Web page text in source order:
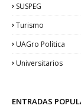
SUSPEG
Turismo
UAGro Política
Universitarios
ENTRADAS